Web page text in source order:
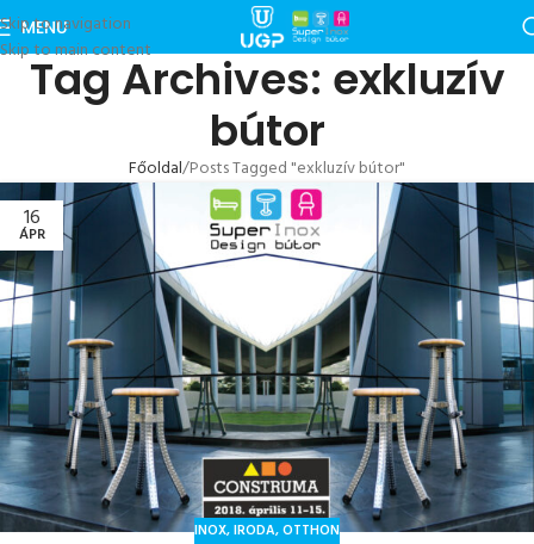
Skip to navigation
Skip to main content
MENU
Tag Archives: exkluzív
bútor
Főoldal Posts Tagged "exkluzív bútor"
16
ÁPR
INOX,IRODA,OTTHON